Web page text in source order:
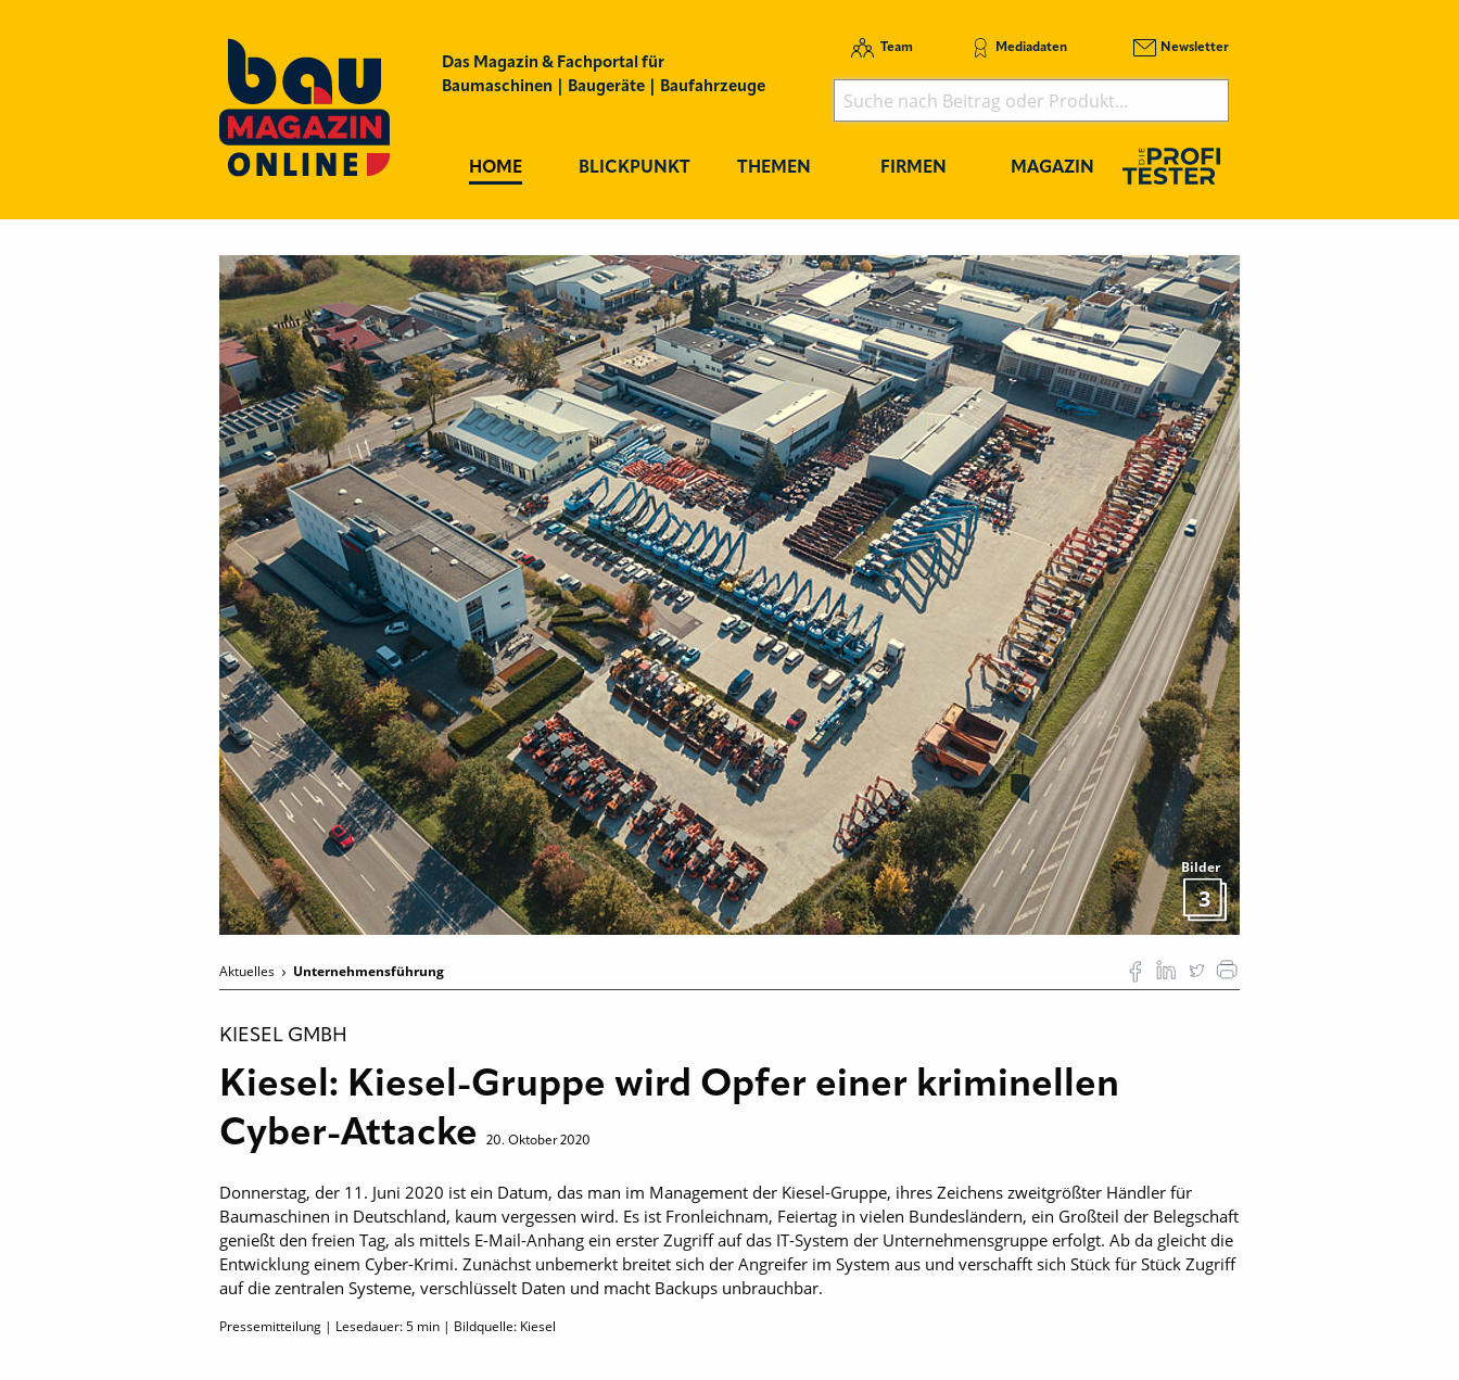
Das Magazin & Fachportal für
Baumaschinen | Baugeräte | Baufahrzeuge
Team Mediadaten Newsletter
HOME BLICKPUNKT THEMEN FIRMEN MAGAZIN
Bilder
3
Aktuelles Unternehmensführung
KIESEL GMBH
Kiesel: Kiesel-Gruppe wird Opfer einer kriminellen
Cyber-Attacke
20. Oktober 2020
Donnerstag, der 11. Juni 2020 ist ein Datum, das man im Management der Kiesel-Gruppe, ihres Zeichens zweitgrößter Händler für
Baumaschinen in Deutschland, kaum vergessen wird. Es ist Fronleichnam, Feiertag in vielen Bundesländern, ein Großteil der Belegschaft
genießt den freien Tag, als mittels E-Mail-Anhang ein erster Zugriff auf das IT-System der Unternehmensgruppe erfolgt. Ab da gleicht die
Entwicklung einem Cyber-Krimi. Zunächst unbemerkt breitet sich der Angreifer im System aus und verschafft sich Stück für Stück Zugriff
auf die zentralen Systeme, verschlüsselt Daten und macht Backups unbrauchbar.
Pressemitteilung | Lesedauer:5 min | Bildquelle: Kiesel